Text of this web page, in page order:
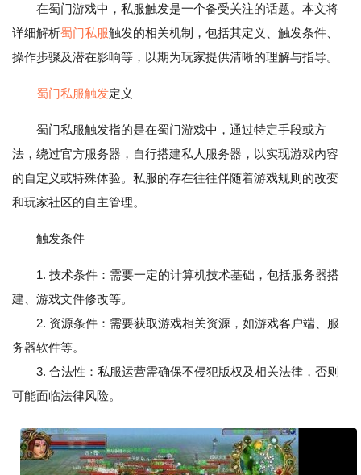
在蜀门游戏中，私服触发是一个备受关注的话题。本文将
详细解析蜀门私服触发的相关机制，包括其定义、触发条件、
操作步骤及潜在影响等，以期为玩家提供清晰的理解与指导。
蜀门私服触发定义
蜀门私服触发指的是在蜀门游戏中，通过特定手段或方
法，绕过官方服务器，自行搭建私人服务器，以实现游戏内容
的自定义或特殊体验。私服的存在往往伴随着游戏规则的改变
和玩家社区的自主管理。
触发条件
1. 技术条件：需要一定的计算机技术基础，包括服务器搭
建、游戏文件修改等。
2. 资源条件：需要获取游戏相关资源，如游戏客户端、服
务器软件等。
3. 合法性：私服运营需确保不侵犯版权及相关法律，否则
可能面临法律风险。